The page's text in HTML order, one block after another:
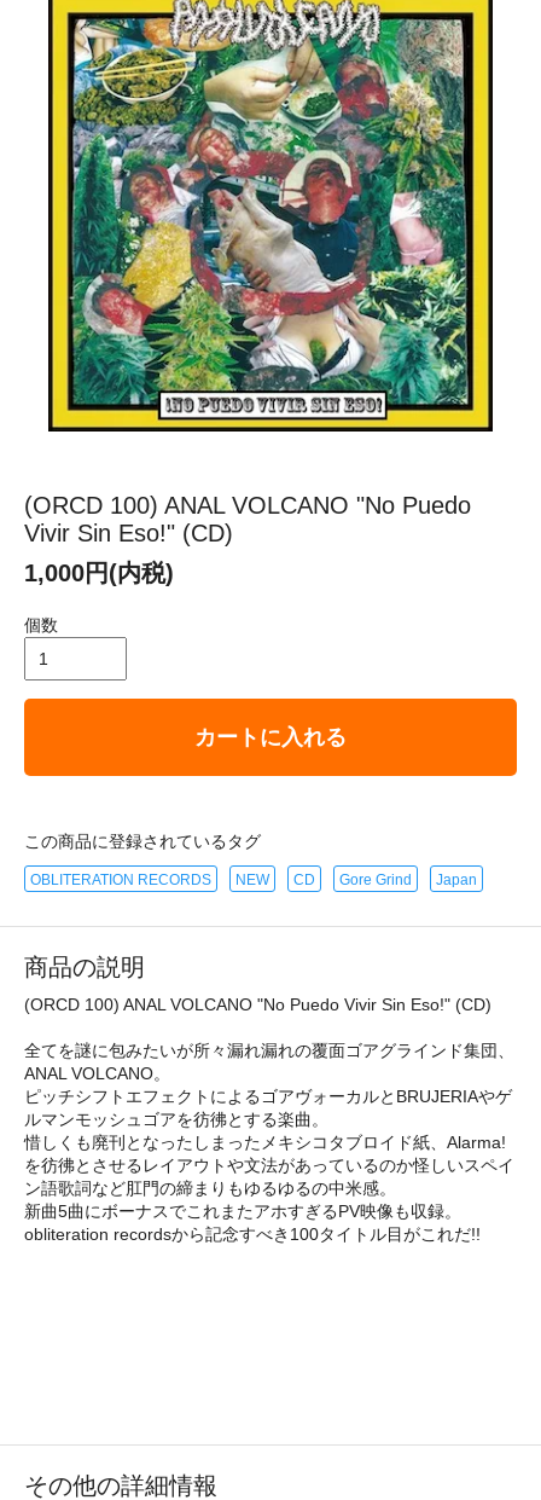
(ORCD 100) ANAL VOLCANO "No Puedo
Vivir Sin Eso!" (CD)
1,000円(内税)
個数
カートに入れる
この商品に登録されているタグ
OBLITERATION RECORDS NEW CD Gore Grind Japan
商品の説明
(ORCD 100) ANAL VOLCANO "No Puedo Vivir Sin Eso!" (CD)
全てを謎に包みたいが所々漏れ漏れの覆面ゴアグラインド集団、
ANAL VOLCANO。
ピッチシフトエフェクトによるゴアヴォーカルとBRUJERIAやゲ
ルマンモッシュゴアを彷彿とする楽曲。
惜しくも廃刊となったしまったメキシコタブロイド紙、Alarma!
を彷彿とさせるレイアウトや文法があっているのか怪しいスペイ
ン語歌詞など肛門の締まりもゆるゆるの中米感。
新曲5曲にボーナスでこれまたアホすぎるPV映像も収録。
obliteration recordsから記念すべき100タイトル目がこれだ!!
その他の詳細情報